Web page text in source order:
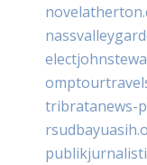
tribratanews-